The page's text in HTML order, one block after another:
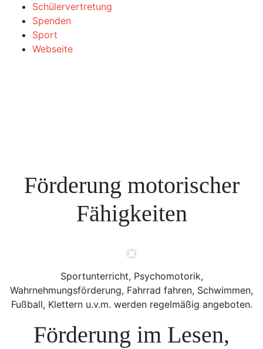
Schülervertretung
Spenden
Sport
Webseite
Förderung motorischer
Fähigkeiten
Sportunterricht, Psychomotorik,
Wahrnehmungsförderung, Fahrrad fahren, Schwimmen,
Fußball, Klettern u.v.m. werden regelmäßig angeboten.
Förderung im Lesen,